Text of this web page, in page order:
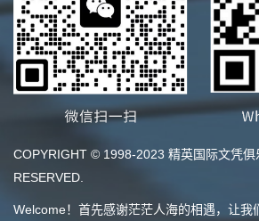
COPYRIGHT © 1998-2023 精英国际文凭俱
RESERVED.
Welcome！首先感谢茫茫人海的相遇，让我